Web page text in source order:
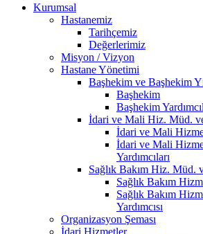
Kurumsal
Hastanemiz
Tarihçemiz
Değerlerimiz
Misyon / Vizyon
Hastane Yönetimi
Başhekim ve Başhekim
Başhekim
Başhekim
İdari ve Mali Hiz. Müd.
İdari ve Mali
İdari ve Mali
Yardımcıları
Sağlık Bakım Hiz. Müd.
Sağlık Bakım
Sağlık Bakım
Yardımcısı
Organizasyon Şeması
İdari Hizmetler